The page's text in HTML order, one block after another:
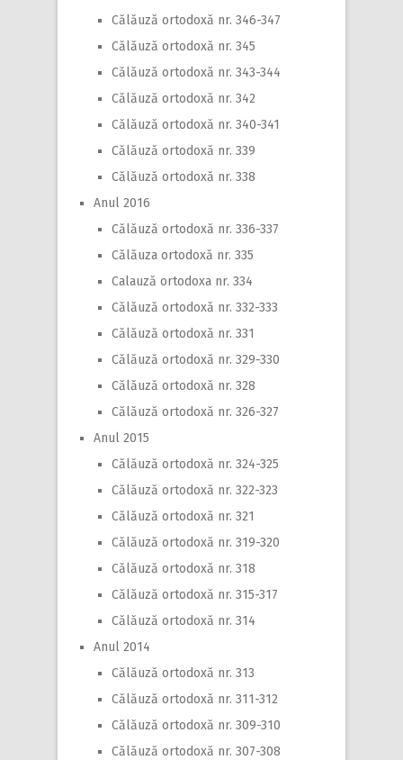
Călăuză ortodoxă nr. 346-347
Călăuză ortodoxă nr. 345
Călăuză ortodoxă nr. 343-344
Călăuză ortodoxă nr. 342
Călăuză ortodoxă nr. 340-341
Călăuză ortodoxă nr. 339
Călăuză ortodoxă nr. 338
Anul 2016
Călăuză ortodoxă nr. 336-337
Călăuza ortodoxă nr. 335
Calauză ortodoxa nr. 334
Călăuză ortodoxă nr. 332-333
Călăuză ortodoxă nr. 331
Călăuză ortodoxă nr. 329-330
Călăuză ortodoxă nr. 328
Călăuză ortodoxă nr. 326-327
Anul 2015
Călăuză ortodoxă nr. 324-325
Călăuză ortodoxă nr. 322-323
Călăuză ortodoxă nr. 321
Călăuză ortodoxă nr. 319-320
Călăuză ortodoxă nr. 318
Călăuză ortodoxă nr. 315-317
Călăuză ortodoxă nr. 314
Anul 2014
Călăuză ortodoxă nr. 313
Călăuză ortodoxă nr. 311-312
Călăuză ortodoxă nr. 309-310
Călăuză ortodoxă nr. 307-308